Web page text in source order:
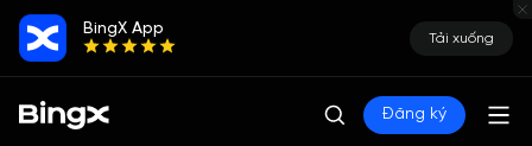
BingX App
Tải xuống
Đăng ký